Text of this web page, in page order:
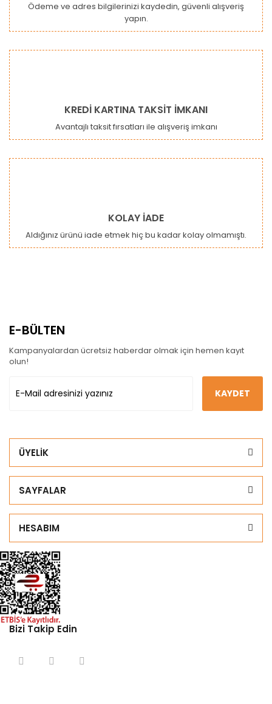
Ödeme ve adres bilgilerinizi kaydedin, güvenli alışveriş
yapın.
KREDİ KARTINA TAKSİT İMKANI
Avantajlı taksit fırsatları ile alışveriş imkanı
KOLAY İADE
Aldığınız ürünü iade etmek hiç bu kadar kolay olmamıştı.
E-BÜLTEN
Kampanyalardan ücretsiz haberdar olmak için hemen kayıt
olun!
KAYDET
ÜYELİK
SAYFALAR
HESABIM
Bizi Takip Edin